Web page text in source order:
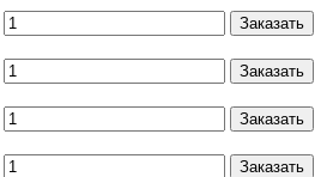
Заказать
Заказать
Заказать
Заказать